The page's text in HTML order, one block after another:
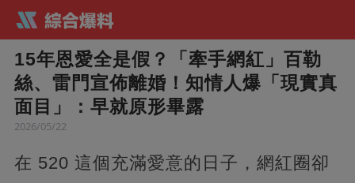
15年恩愛全是假？「牽手網紅」百勒
絲、雷門宣佈離婚！知情人爆「現實真
面目」：早就原形畢露
2026/05/22
在 520 這個充滿愛意的日子，網紅圈卻